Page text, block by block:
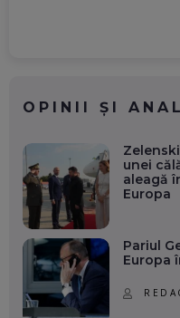
OPINII ȘI
unei
aleagă
Europa
Pariul
Europa